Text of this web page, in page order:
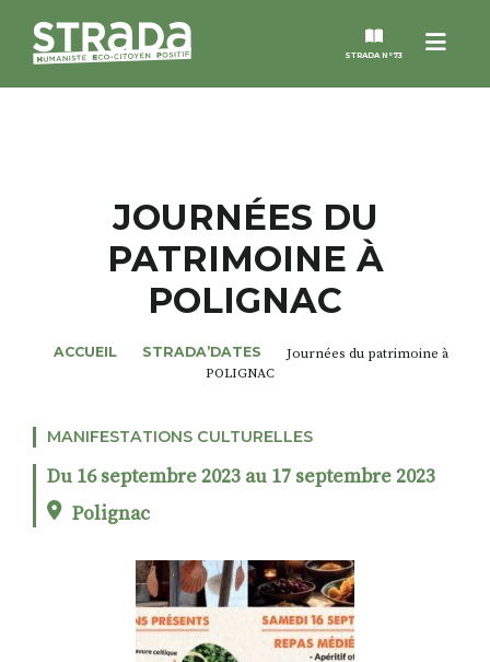
Menu
STRADA N°73
MAGAZINES
NOS THÈMES
RECHERCHER
S'ABONNER
S'INSCRIRE À LA NEWSLETTER
FACEBOOKINSTAGRAM
LINKEDINYOUTUBE
JOURNÉES DU
PATRIMOINE À
POLIGNAC
ACCUEIL STRADA’DATES
Journées du patrimoine à
POLIGNAC
MANIFESTATIONS CULTURELLES
Du 16 septembre 2023 au 17 septembre 2023
Polignac